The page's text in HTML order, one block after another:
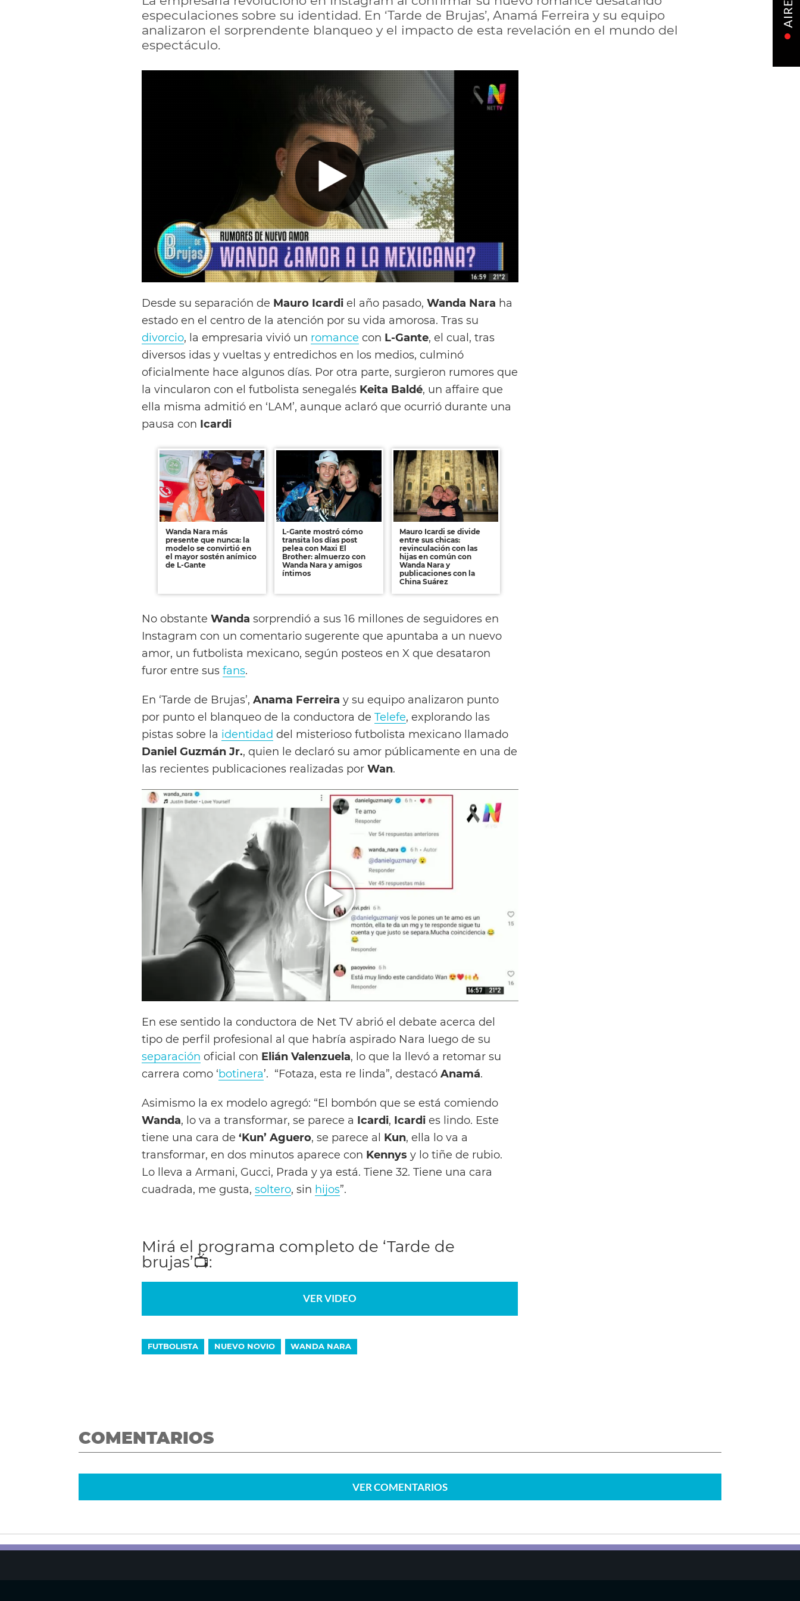
especulaciones sobre su identidad. En ‘Tarde de Brujas’, Anamá Ferreira y su equipo
analizaron el sorprendente blanqueo y el impacto de esta revelación en el mundo del
espectáculo.
Desde su separación de Mauro Icardi el año pasado, Wanda Nara ha
estado en el centro de la atención por su vida amorosa. Tras su
divorcio, la empresaria vivió un romance con L-Gante, el cual, tras
diversos idas y vueltas y entredichos en los medios, culminó
oficialmente hace algunos días. Por otra parte, surgieron rumores que
la vincularon con el futbolista senegalés Keita Baldé, un affaire que
ella misma admitió en ‘LAM’, aunque aclaró que ocurrió durante una
pausa con Icardi
Wanda Nara más
presente que nunca: la
modelo se convirtió en
el mayor sostén anímico
de L-Gante
L-Gante mostró cómo
transita los días post
pelea con Maxi El
Brother: almuerzo con
Wanda Nara y amigos
íntimos
Mauro Icardi se divide
entre sus chicas:
revinculación con las
hijas en común con
Wanda Nara y
publicaciones con la
China Suárez
No obstante Wanda sorprendió a sus 16 millones de seguidores en
Instagram con un comentario sugerente que apuntaba a un nuevo
amor, un futbolista mexicano, según posteos en X que desataron
furor entre sus fans.
En ‘Tarde de Brujas’, Anama Ferreira y su equipo analizaron punto
por punto el blanqueo de la conductora de Telefe, explorando las
pistas sobre la identidad del misterioso futbolista mexicano llamado
Daniel Guzmán Jr., quien le declaró su amor públicamente en una de
las recientes publicaciones realizadas por Wan.
En ese sentido la conductora de Net TV abrió el debate acerca del
tipo de perfil profesional al que habría aspirado Nara luego de su
separación oficial con Elián Valenzuela, lo que la llevó a retomar su
carrera como ‘botinera’. “Fotaza, esta re linda”, destacó Anamá.
Asimismo la ex modelo agregó: “El bombón que se está comiendo
Wanda, lo va a transformar, se parece a Icardi, Icardi es lindo. Este
tiene una cara de ‘Kun’ Aguero, se parece al Kun, ella lo va a
transformar, en dos minutos aparece con Kennys y lo tiñe de rubio.
Lo lleva a Armani, Gucci, Prada y ya está. Tiene 32. Tiene una cara
cuadrada, me gusta, soltero, sin hijos”.
Mirá el programa completo de ‘Tarde de
brujas’📺:
VER VIDEO
FUTBOLISTA NUEVO NOVIO WANDA NARA
COMENTARIOS
VERCOMENTARIOS
AIRE